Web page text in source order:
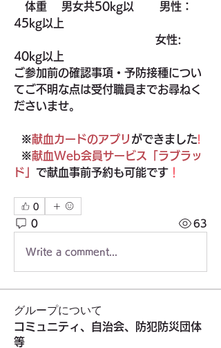
体重　 男女共50kg以　　 男性：
45kg以上
40kg以上
ご参加前の確認事項・予防接種につい
てご不明な点は受付職員までお尋ねく
ださいませ。
  ※
献血カードのアプリ ができました!
  ※
献血Web会員サービス「ラブラッ
ド」 で献血事前予約も可能です ！
0
0 63
Write a comment...
グループについて
コミュニティ、自治会、防犯防災団体
等